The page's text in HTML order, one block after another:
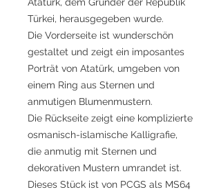
Türkei, herausgegeben wurde.
Die Vorderseite ist wunderschön
gestaltet und zeigt ein imposantes
Porträt von Atatürk, umgeben von
einem Ring aus Sternen und
anmutigen Blumenmustern.
Die Rückseite zeigt eine komplizierte
osmanisch-islamische Kalligrafie,
die anmutig mit Sternen und
dekorativen Mustern umrandet ist.
Dieses Stück ist von PCGS als MS64